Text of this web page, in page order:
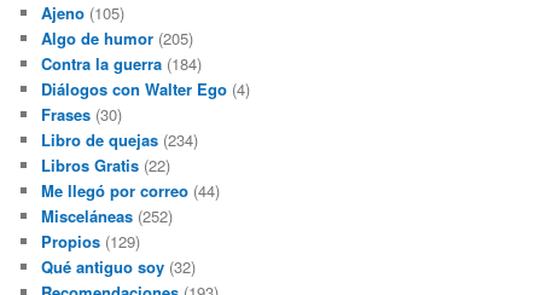
Ajeno (105)
Algo de humor (205)
Contra la guerra (184)
Diálogos con Walter Ego (4)
Frases (30)
Libro de quejas (234)
Libros Gratis (22)
Me llegó por correo (44)
Misceláneas (252)
Propios (129)
Qué antiguo soy (32)